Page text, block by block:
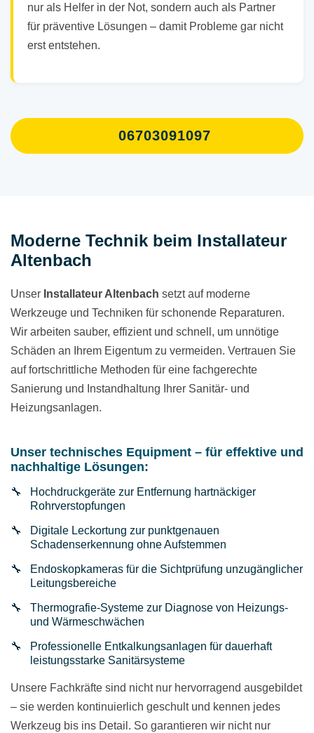
nur als Helfer in der Not, sondern auch als Partner
für präventive Lösungen – damit Probleme gar nicht
erst entstehen.
06703091097
Moderne Technik beim Installateur
Altenbach
Unser Installateur Altenbach setzt auf moderne
Werkzeuge und Techniken für schonende Reparaturen.
Wir arbeiten sauber, effizient und schnell, um unnötige
Schäden an Ihrem Eigentum zu vermeiden. Vertrauen Sie
auf fortschrittliche Methoden für eine fachgerechte
Sanierung und Instandhaltung Ihrer Sanitär- und
Heizungsanlagen.
Unser technisches Equipment – für effektive und
nachhaltige Lösungen:
Hochdruckgeräte zur Entfernung hartnäckiger
Rohrverstopfungen
Digitale Leckortung zur punktgenauen
Schadenserkennung ohne Aufstemmen
Endoskopkameras für die Sichtprüfung unzugänglicher
Leitungsbereiche
Thermografie-Systeme zur Diagnose von Heizungs-
und Wärmeschwächen
Professionelle Entkalkungsanlagen für dauerhaft
leistungsstarke Sanitärsysteme
Unsere Fachkräfte sind nicht nur hervorragend ausgebildet
– sie werden kontinuierlich geschult und kennen jedes
Werkzeug bis ins Detail. So garantieren wir nicht nur